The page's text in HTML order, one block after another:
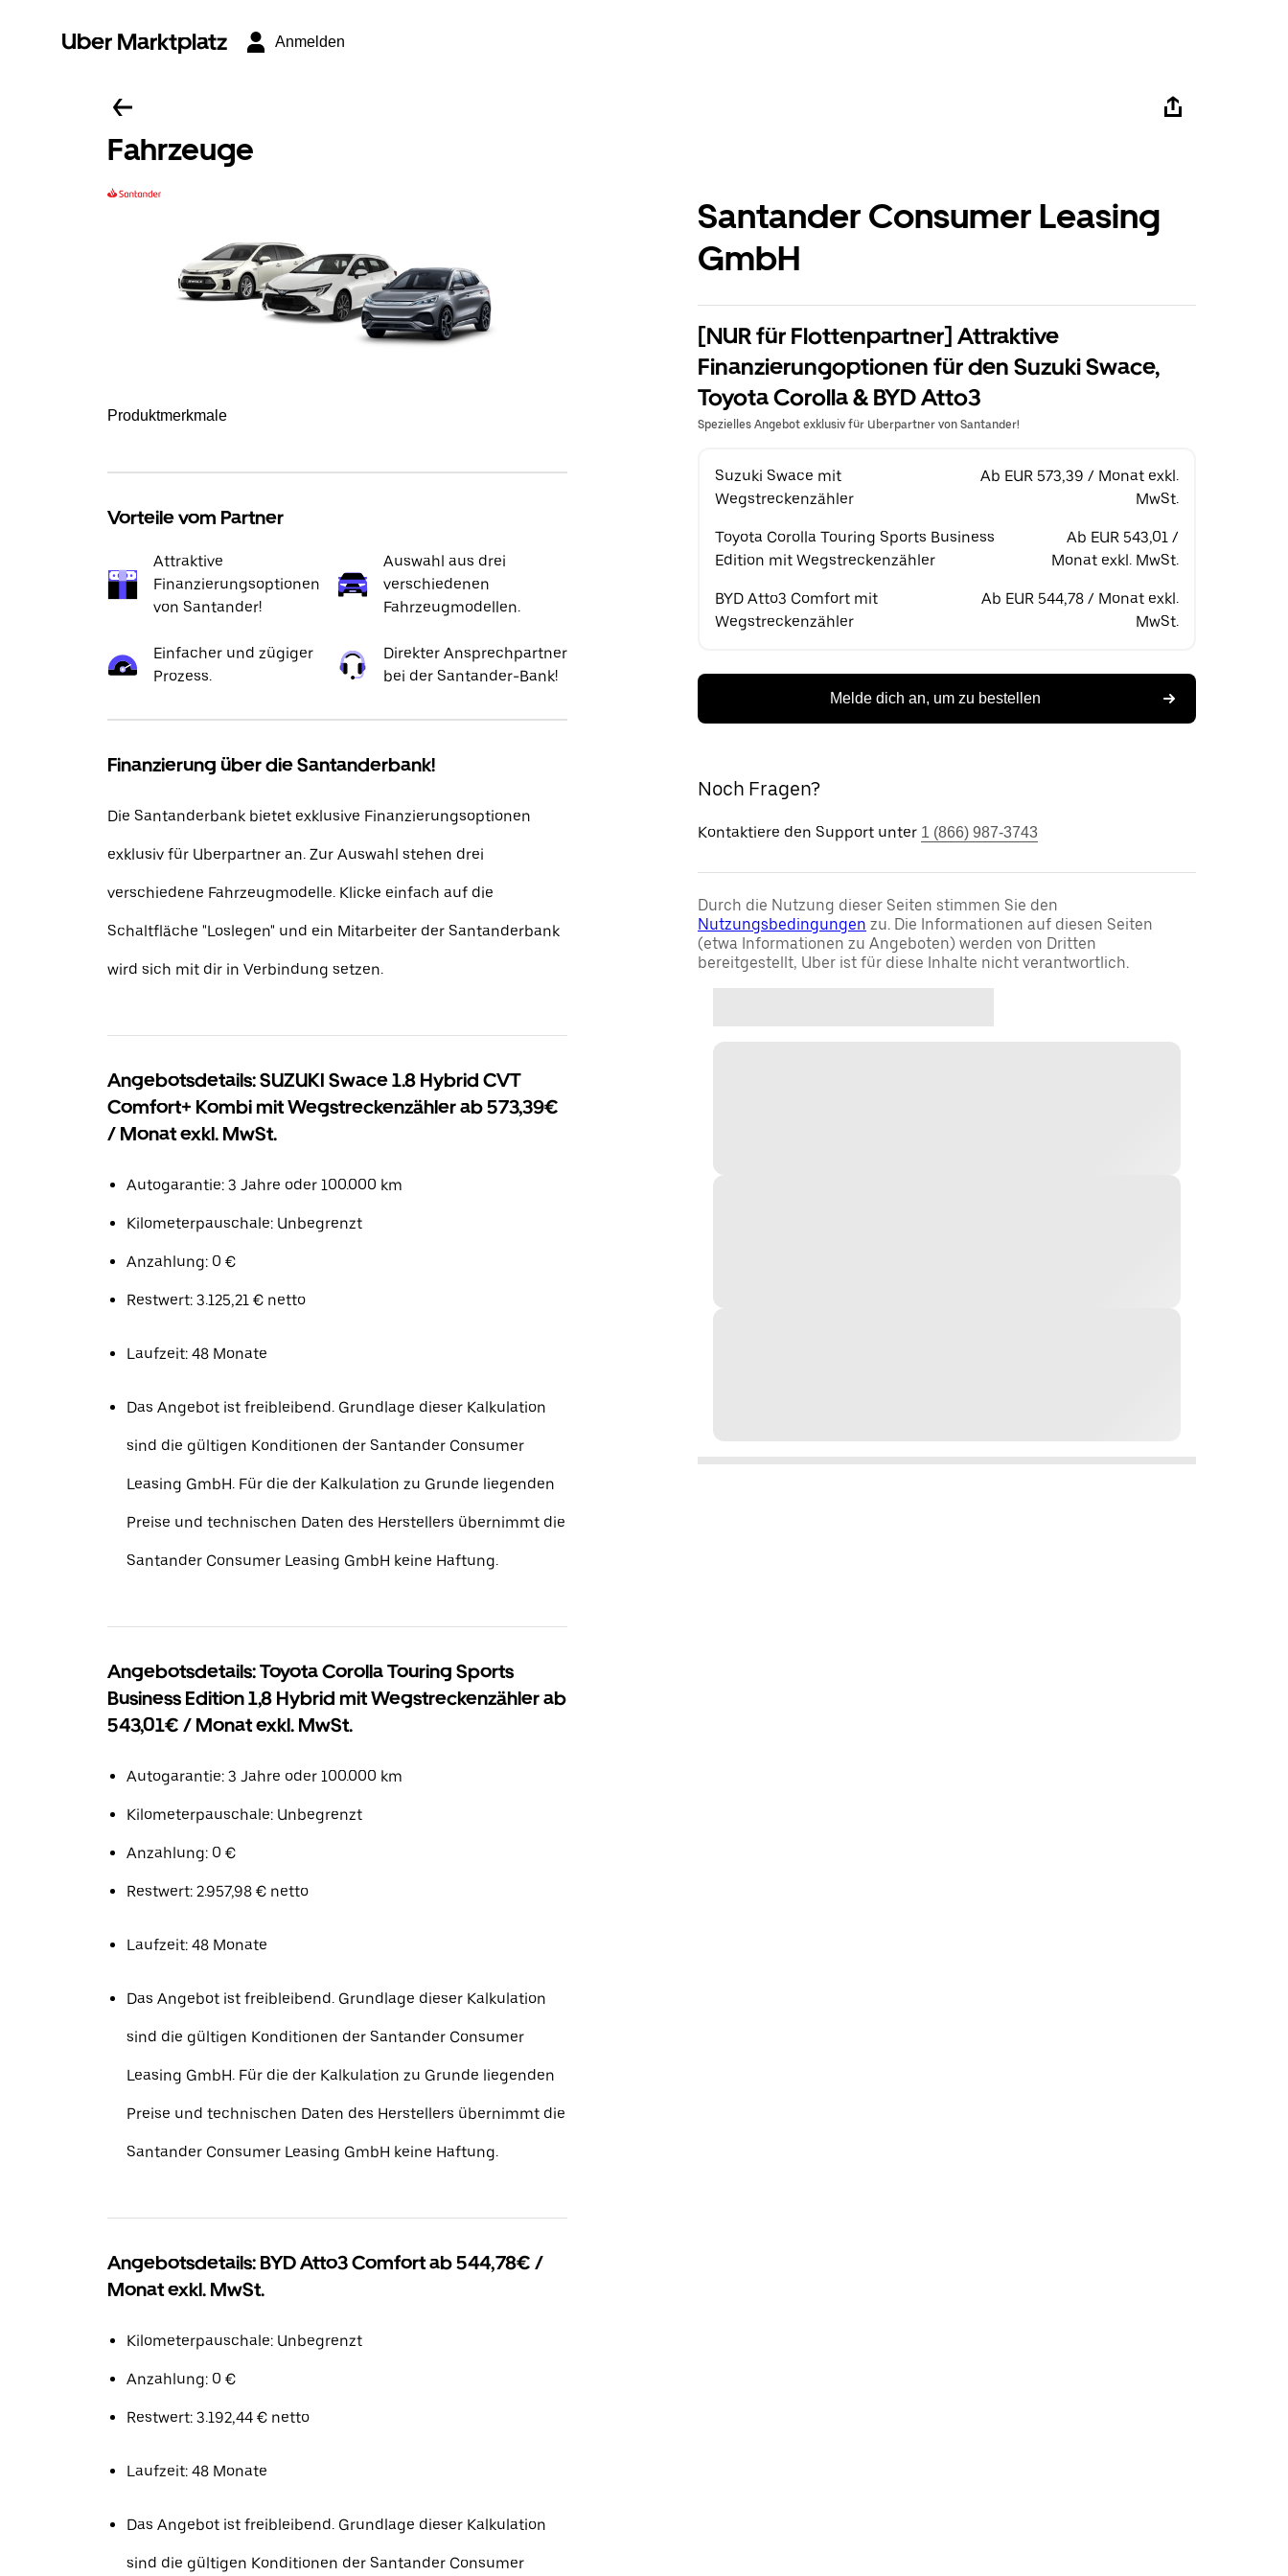
Uber Marktplatz Anmelden
Fahrzeuge
Produktmerkmale
Vorteile vom Partner
Attraktive
Finanzierungsoptionen
von Santander!
Auswahl aus drei
verschiedenen
Fahrzeugmodellen.
Einfacher und zügiger
Prozess.
Direkter Ansprechpartner
bei der Santander-Bank!
Finanzierung über die Santanderbank!
Die Santanderbank bietet exklusive Finanzierungsoptionen
exklusiv für Uberpartner an. Zur Auswahl stehen drei
verschiedene Fahrzeugmodelle. Klicke einfach auf die
Schaltfläche "Loslegen" und ein Mitarbeiter der Santanderbank
wird sich mit dir in Verbindung setzen.
Angebotsdetails: SUZUKI Swace 1.8 Hybrid CVT
Comfort+ Kombi mit Wegstreckenzähler ab 573,39€
/ Monat exkl. MwSt.
Autogarantie: 3 Jahre oder 100.000 km
Kilometerpauschale: Unbegrenzt
Anzahlung: 0 €
Restwert: 3.125,21 € netto
Laufzeit: 48 Monate
Das Angebot ist freibleibend. Grundlage dieser Kalkulation
sind die gültigen Konditionen der Santander Consumer
Leasing GmbH. Für die der Kalkulation zu Grunde liegenden
Preise und technischen Daten des Herstellers übernimmt die
Santander Consumer Leasing GmbH keine Haftung.
Angebotsdetails: Toyota Corolla Touring Sports
Business Edition 1,8 Hybrid mit Wegstreckenzähler ab
543,01€ / Monat exkl. MwSt.
Autogarantie: 3 Jahre oder 100.000 km
Kilometerpauschale: Unbegrenzt
Anzahlung: 0 €
Restwert: 2.957,98 € netto
Laufzeit: 48 Monate
Das Angebot ist freibleibend. Grundlage dieser Kalkulation
sind die gültigen Konditionen der Santander Consumer
Leasing GmbH. Für die der Kalkulation zu Grunde liegenden
Preise und technischen Daten des Herstellers übernimmt die
Santander Consumer Leasing GmbH keine Haftung.
Angebotsdetails: BYD Atto3 Comfort ab 544,78€ /
Monat exkl. MwSt.
Kilometerpauschale: Unbegrenzt
Anzahlung: 0 €
Restwert: 3.192,44 € netto
Laufzeit: 48 Monate
Das Angebot ist freibleibend. Grundlage dieser Kalkulation
sind die gültigen Konditionen der Santander Consumer
Santander Consumer Leasing
GmbH
[NUR für Flottenpartner] Attraktive
Finanzierungoptionen für den Suzuki Swace,
Toyota Corolla & BYD Atto3
Spezielles Angebot exklusiv für Uberpartner von Santander!
Suzuki Swace mit
Wegstreckenzähler
Ab EUR 573,39 / Monat exkl.
MwSt.
Toyota Corolla Touring Sports Business
Edition mit Wegstreckenzähler
Ab EUR 543,01 /
Monat exkl. MwSt.
BYD Atto3 Comfort mit
Wegstreckenzähler
Ab EUR 544,78 / Monat exkl.
MwSt.
Melde dich an, um zu bestellen
Noch Fragen?
Kontaktiere den Support unter 1 (866) 987-3743
Durch die Nutzung dieser Seiten stimmen Sie den
Nutzungsbedingungen zu. Die Informationen auf diesen Seiten
(etwa Informationen zu Angeboten) werden von Dritten
bereitgestellt, Uber ist für diese Inhalte nicht verantwortlich.